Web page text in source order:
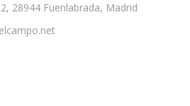
28944 Fuenlabrada, Madrid